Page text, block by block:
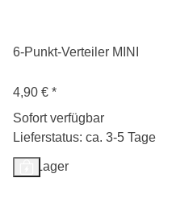
6-Punkt-Verteiler MINI
4,90 € *
Sofort verfügbar
Lieferstatus: ca. 3-5 Tage
Auf Lager